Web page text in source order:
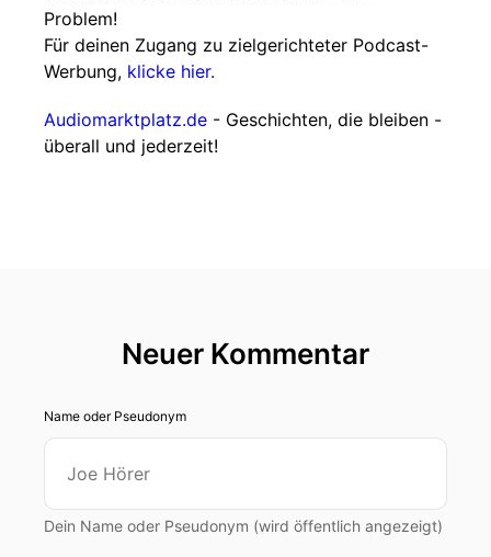
Problem!
Für deinen Zugang zu zielgerichteter Podcast-
Werbung, klicke hier.
Audiomarktplatz.de - Geschichten, die bleiben -
überall und jederzeit!
Neuer Kommentar
Name oder Pseudonym
Dein Name oder Pseudonym (wird öffentlich angezeigt)